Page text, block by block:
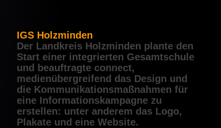
IGS Holzminden
Der Landkreis Holzminden plante den
Start einer integrierten Gesamtschule
und beauftragte connect,
medienübergreifend das Design und
die Kommunikationsmaßnahmen für
eine Informationskampagne zu
erstellen: unter anderem das Logo,
Plakate und eine Website.